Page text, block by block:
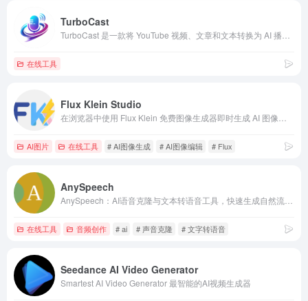
TurboCast
在线工具
Flux Klein Studio
AI图片 在线工具 # AI图像生成 # AI图像编辑 # Flux
AnySpeech
在线工具 音频创作 # ai # 声音克隆 # 文字转语音
Seedance AI Video Generator
Smartest AI Video Generator 最智能的AI视频生成器